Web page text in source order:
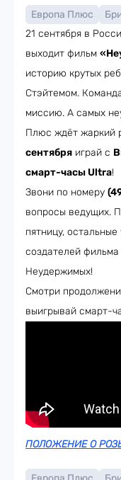
Европа Плюс
21 сентября в
выходит фильм
историю крутых
Стэйтемом.
миссию. А самых
Плюс ждёт жаркий
сентября играй с
смарт-часы Ultra!
Звони по номеру
вопросы ведущих.
пятницу,
создателей
Неудержимых!
Смотри
выигрывай смарт-
ПОЛОЖЕНИЕ О